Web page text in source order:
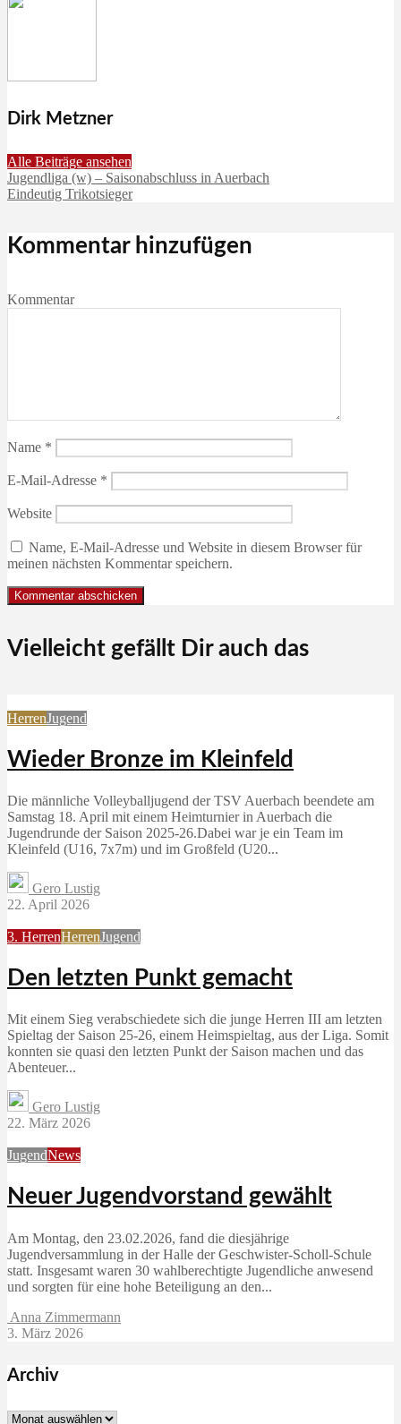
Dirk Metzner
Alle Beiträge ansehen
Jugendliga (w) – Saisonabschluss in Auerbach
Eindeutig Trikotsieger
Kommentar hinzufügen
Kommentar
Name *
E-Mail-Adresse *
Website
Name, E-Mail-Adresse und Website in diesem Browser für
meinen nächsten Kommentar speichern.
Vielleicht gefällt Dir auch das
HerrenJugend
Wieder Bronze im Kleinfeld
Die männliche Volleyballjugend der TSV Auerbach beendete am
Samstag 18. April mit einem Heimturnier in Auerbach die
Jugendrunde der Saison 2025-26.Dabei war je ein Team im
Kleinfeld (U16, 7x7m) und im Großfeld (U20...
Gero Lustig
22. April 2026
3. HerrenHerrenJugend
Den letzten Punkt gemacht
Mit einem Sieg verabschiedete sich die junge Herren III am letzten
Spieltag der Saison 25-26, einem Heimspieltag, aus der Liga. Somit
konnten sie quasi den letzten Punkt der Saison machen und das
Abenteuer...
Gero Lustig
22. März 2026
JugendNews
Neuer Jugendvorstand gewählt
Am Montag, den 23.02.2026, fand die diesjährige
Jugendversammlung in der Halle der Geschwister-Scholl-Schule
statt. Insgesamt waren 30 wahlberechtigte Jugendliche anwesend
und sorgten für eine hohe Beteiligung an den...
Anna Zimmermann
3. März 2026
Archiv
Archiv